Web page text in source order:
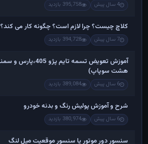
4 سال پیش 395,758 بازدید
کلاچ چیست؟ چرا لازم است؟ چگونه کار می کند؟
7 سال پیش 394,728 بازدید
هشت سوپاپ)
6 سال پیش 389,084 بازدید
شرح و آموزش پولیش رنگ و بدنه خودرو
6 سال پیش 380,974 بازدید
سنسور دور موتور یا سنسور موقعیت میل لنگ